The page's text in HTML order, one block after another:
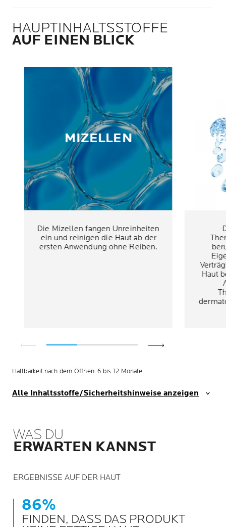
HAUPTINHALTSSTOFFE
AUF EINEN BLICK
MIZELLEN
Die Mizellen fangen Unreinheiten
ein und reinigen die Haut ab der
ersten Anwendung ohne Reiben.
Haut
Haltbarkeit nach dem Öffnen: 6 bis 12 Monate.
Alle Inhaltsstoffe/Sicherheitshinweise anzeigen
WAS DU
ERWARTEN KANNST
ERGEBNISSE AUF DER HAUT
86%
FINDEN, DASS DAS PRODUKT